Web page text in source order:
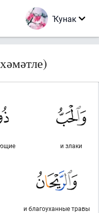
Ҡунак
и злаки
и благоуханные травы